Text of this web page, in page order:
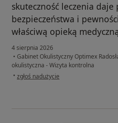
skuteczność leczenia daje
bezpieczeństwa i
właściwą opieką
4 sierpnia 2026
• Gabinet Okulistyczny Optimex
okulistyczna - Wizyta kontrolna
• w opinii użytkownika Mira
zgłoś nadużycie